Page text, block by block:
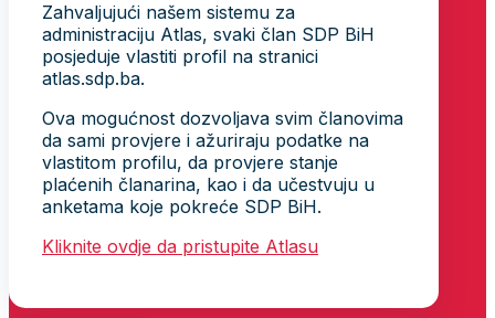
Zahvaljujući našem sistemu za
administraciju Atlas, svaki član SDP BiH
posjeduje vlastiti profil na stranici
atlas.sdp.ba.
Ova mogućnost dozvoljava svim članovima
da sami provjere i ažuriraju podatke na
vlastitom profilu, da provjere stanje
plaćenih članarina, kao i da učestvuju u
anketama koje pokreće SDP BiH.
Kliknite ovdje da pristupite Atlasu